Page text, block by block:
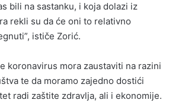
bili na sastanku, i koja dolazi iz
rekli su da će oni to relativno
ističe Zorić.
koronavirus mora zaustaviti na razini
te da moramo zajedno dostići
radi zaštite zdravlja, ali i ekonomije.